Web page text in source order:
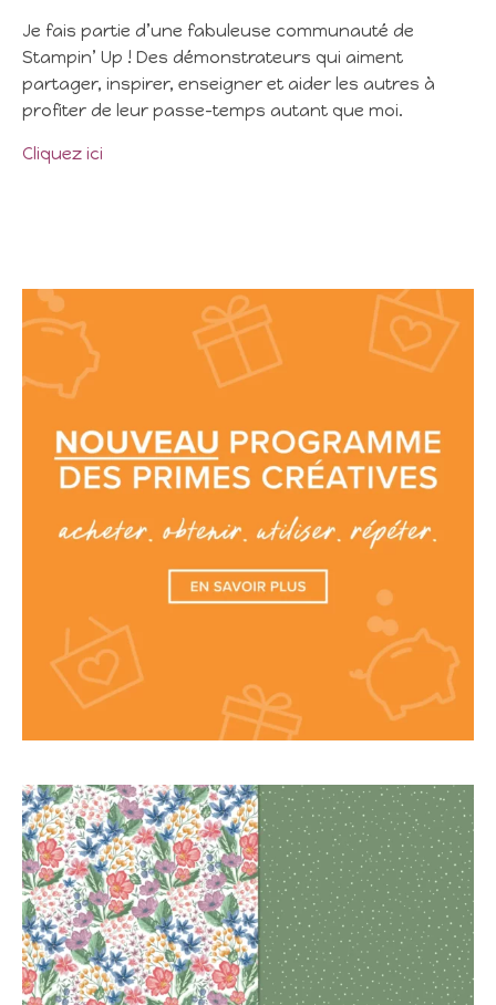
Je fais partie d’une fabuleuse communauté de
Stampin’ Up ! Des démonstrateurs qui aiment
partager, inspirer, enseigner et aider les autres à
profiter de leur passe-temps autant que moi.
Cliquez ici